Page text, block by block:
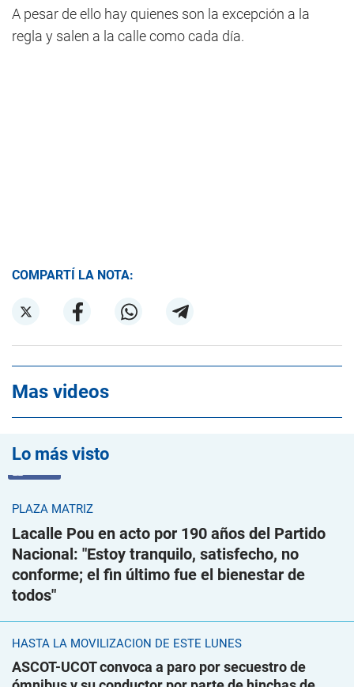
A pesar de ello hay quienes son la excepción a la
regla y salen a la calle como cada día.
COMPARTÍ LA NOTA:
Mas videos
Lo más visto
PLAZA MATRIZ
Lacalle Pou en acto por 190 años del Partido
Nacional: "Estoy tranquilo, satisfecho, no
conforme; el fin último fue el bienestar de
todos"
HASTA LA MOVILIZACIÓN DE ESTE LUNES
ASCOT-UCOT convoca a paro por secuestro de